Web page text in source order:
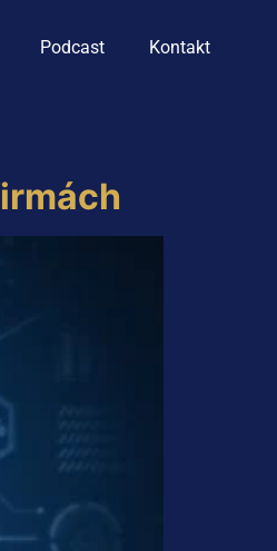
Podcast Kontakt